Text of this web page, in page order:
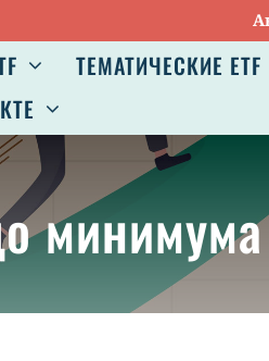
Авг 7:
ТЕМАТИЧЕСКИЕ ETF